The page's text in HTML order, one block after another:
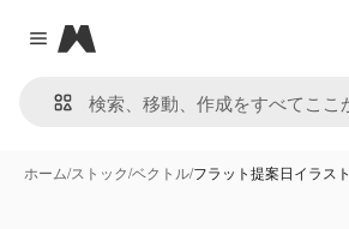
Close menu
Magnific
ホーム/ストック/ベクトル/フラット提案日イラスト